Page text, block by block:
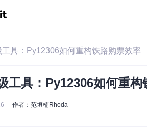
具：Py12306如何重构铁路购票效率
工具：Py12306如何重构
作者：范垣楠Rhoda